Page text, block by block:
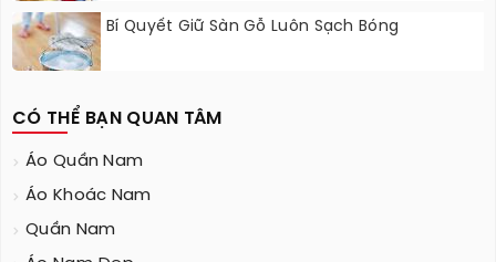
Bí Quyết Giữ Sàn Gỗ Luôn Sạch Bóng
CÓ THỂ BẠN QUAN TÂM
Áo Quần Nam
Áo Khoác Nam
Quần Nam